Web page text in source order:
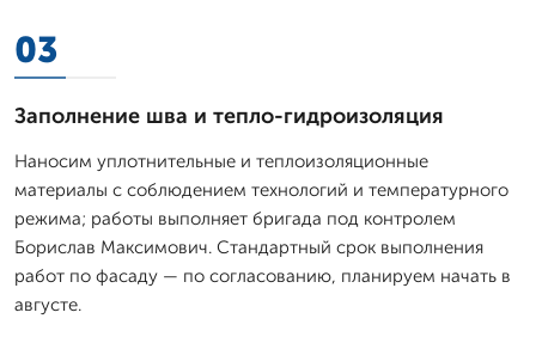
03
Заполнение шва и тепло-гидроизоляция
Наносим уплотнительные и теплоизоляционные
материалы с соблюдением технологий и температурного
режима; работы выполняет бригада под контролем
Борислав Максимович. Стандартный срок выполнения
работ по фасаду — по согласованию, планируем начать в
августе.